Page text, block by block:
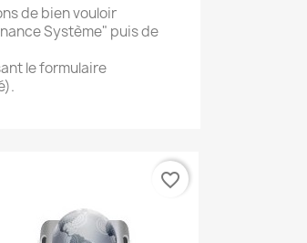
de bien vouloir
Système" puis de
le formulaire
favorite_border